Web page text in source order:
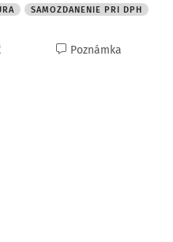
SAMOZDANENIE PRI DPH
Poznámka